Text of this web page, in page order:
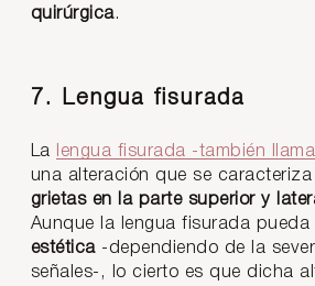
quirúrgica.
7. Lengua fisurada
La lengua fisurada -también
una alteración que se
grietas en la parte superior y
Aunque la lengua fisurada pueda
estética-dependiendo de la
señales-, lo cierto es que dicha